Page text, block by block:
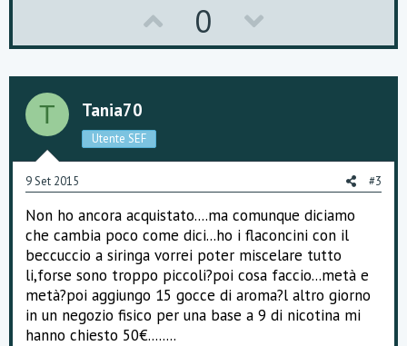
p
v
e
0
o
w
o
t
e
T Tania70
Utente SEF
9 Set 2015 #3
Non ho ancora acquistato....ma comunque diciamo
che cambia poco come dici...ho i flaconcini con il
beccuccio a siringa vorrei poter miscelare tutto
li,forse sono troppo piccoli?poi cosa faccio...metà e
metà?poi aggiungo 15 gocce di aroma?l altro giorno
in un negozio fisico per una base a 9 di nicotina mi
hanno chiesto 50€........